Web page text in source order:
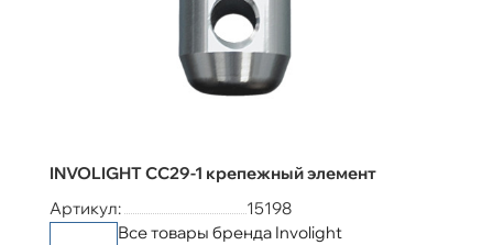
INVOLIGHT CC29-1 крепежный элемент
Артикул:
15198
Все товары бренда Involight